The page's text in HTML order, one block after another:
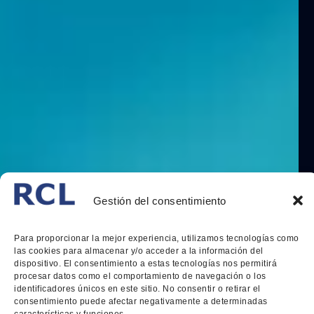
Gestión del consentimiento
Para proporcionar la mejor experiencia, utilizamos tecnologías como
las cookies para almacenar y/o acceder a la información del
dispositivo. El consentimiento a estas tecnologías nos permitirá
procesar datos como el comportamiento de navegación o los
identificadores únicos en este sitio. No consentir o retirar el
consentimiento puede afectar negativamente a determinadas